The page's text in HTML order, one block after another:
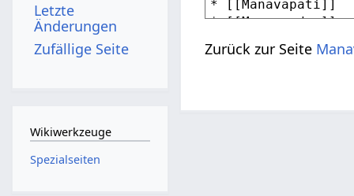
Zurück zur Seite
Letzte
Änderungen
Zufällige Seite
Wikiwerkzeuge
Spezialseiten